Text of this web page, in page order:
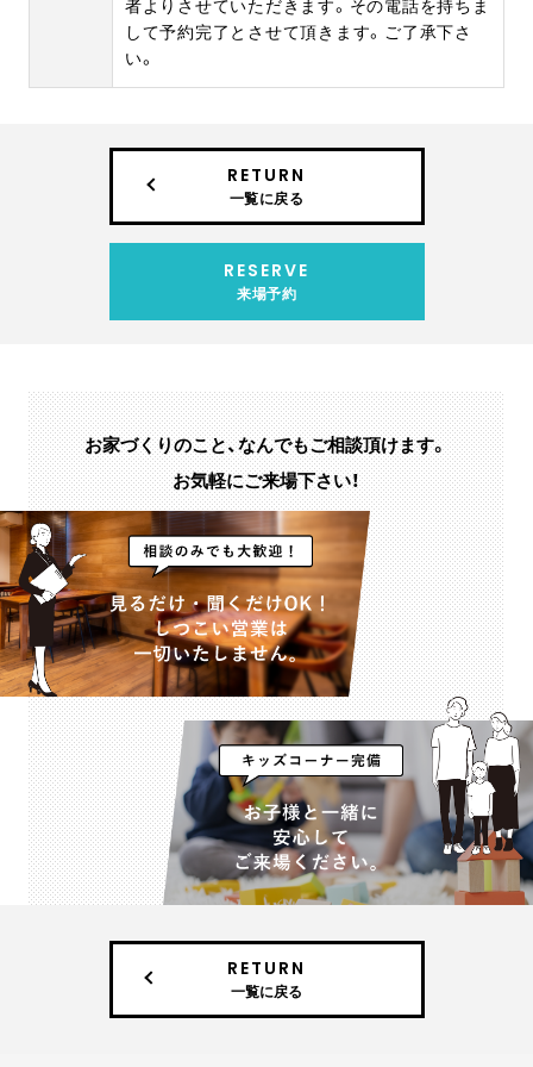
者よりさせていただきます。その電話を持ちま
して予約完了とさせて頂きます。ご了承下さ
い。
RETURN
一覧に戻る
RESERVE
来場予約
お家づくりのこと、なんでもご相談頂けます。
お気軽にご来場下さい！
RETURN
一覧に戻る